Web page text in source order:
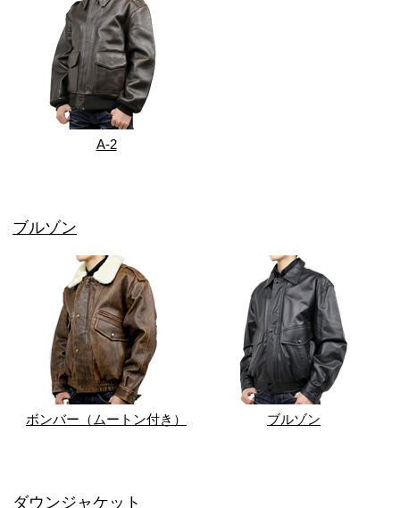
A-2
ブルゾン
ボンバー（ムートン付き） ブルゾン
ダウンジャケット